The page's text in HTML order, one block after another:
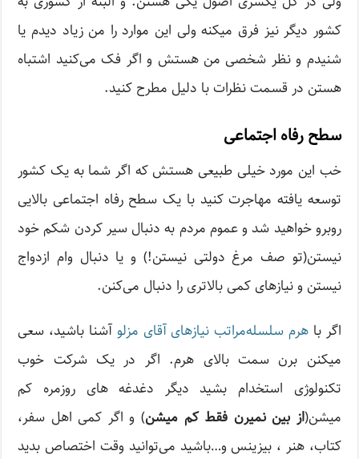
کشور دیگر نیز فرق میکنه ولی این موارد را من زیاد دیدم یا
شنیدم و نظر شخصی من هستش و اگر فک می‌کنید اشتباه
هستن در قسمت نظرات با دلیل مطرح کنید.
سطح رفاه اجتماعی
خب این مورد خیلی طبیعی هستش که اگر شما به یک کشور
توسعه یافته مهاجرت کنید با یک سطح رفاه اجتماعی بالایی
روبرو خواهید شد و عموم مردم به دنبال سیر کردن شکم خود
نیستن(تو صف مرغ دولتی نیستن!) و یا دنبال وام ازدواج
نیستن و نیازهای کمی بالاتری را دنبال می‌کنن.
اگر با هرم سلسله‌مراتب نیازهای آقای مزلوآشنا باشید، سعی
میکنن برن سمت بالای هرم. اگر در یک شرکت خوب
تکنولوژی استخدام بشید دیگر دغدغه های روزمره کم
میشن(از بین نمیرن فقط کم میشن) و اگر کمی اهل سفر،
کتاب، هنر ، بیزینس و…باشید می‌توانید وقت اختصاص بدید